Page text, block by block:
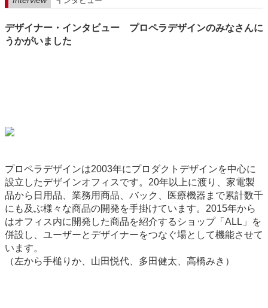
デザイナー・インタビュー プロペラデザインのみなさんに
うかがいました
プロペラデザインは2003年にプロダクトデザインを中心に
設立したデザインオフィスです。20年以上に渡り、家電製
品から日用品、業務用商品、バック、医療機器まで累計数千
にも及ぶ様々な商品の開発を手掛けています。2015年から
はオフィス内に開発した商品を紹介するショップ「ALL」を
併設し、ユーザーとデザイナーをつなぐ場として機能させて
います。
（左から手槌りか、山田悦代、多田健太、高橋みき）